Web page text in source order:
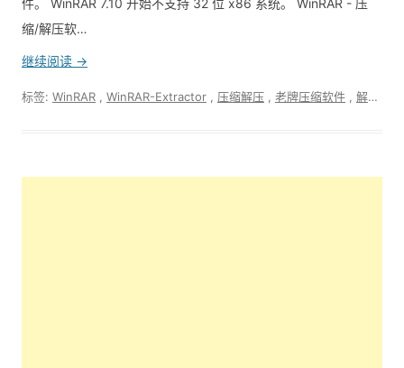
件。 WinRAR 7.10 开始不支持 32 位 x86 系统。 WinRAR - 压
缩/解压软…
继续阅读 →
标签: WinRAR WinRAR-Extractor 压缩解压 老牌压缩软件 解压